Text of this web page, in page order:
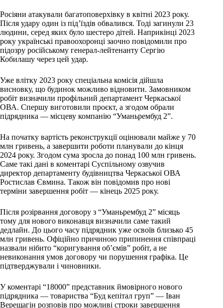
Росіяни атакували багатоповерхівку в квітні 2023 року.
Після удару один із під’їздів обвалився. Тоді загинули 23
людини, серед яких було шестеро дітей. Наприкінці 2023
року українські правоохоронці заочно повідомили про
підозру російському генерал-лейтенанту Сергію
Кобилашу через цей удар.
Уже влітку 2023 року спеціальна комісія дійшла
висновку, що будинок можливо відновити. Замовником
робіт визначили профільний департамент Черкаської
ОВА. Спершу виготовили проєкт, а згодом обрали
підрядника — місцеву компанію “Уманьрембуд 2”.
На початку вартість реконструкції оцінювали майже у 70
млн гривень, а завершити роботи планували до кінця
2024 року. Згодом сума зросла до понад 100 млн гривень.
Саме такі дані в коментарі Суспільному озвучив
директор департаменту будівництва Черкаської ОВА
Ростислав Євмина. Також він повідомив про нові
терміни завершення робіт — кінець 2025 року.
Після розірвання договору з “Уманьрембуд 2” місяць
тому для нового виконавця визначили саме такий
дедлайн. До цього часу підрядник уже освоїв близько 45
млн гривень. Офіційно причиною припинення співпраці
назвали нібито “коригування об’ємів” робіт, а не
невиконання умов договору чи порушення графіка. Це
підтверджували і чиновники.
У коментарі “18000” представник ймовірного нового
підрядника — товариства “Буд кепітал груп” — Іван
Верещагін розповів про можливі строки завершення